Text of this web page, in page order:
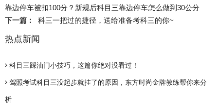
靠边停车被扣100分？新规后科目三靠边停车怎么做到30公分
下一篇：
科三一把过的捷径，送给准备考科三的你~
热点新闻
科目三踩油门小技巧，这篇你绝对没看过！
驾照考试科目三没起步就挂了的原因，东方时尚金牌教练帮你来分
析